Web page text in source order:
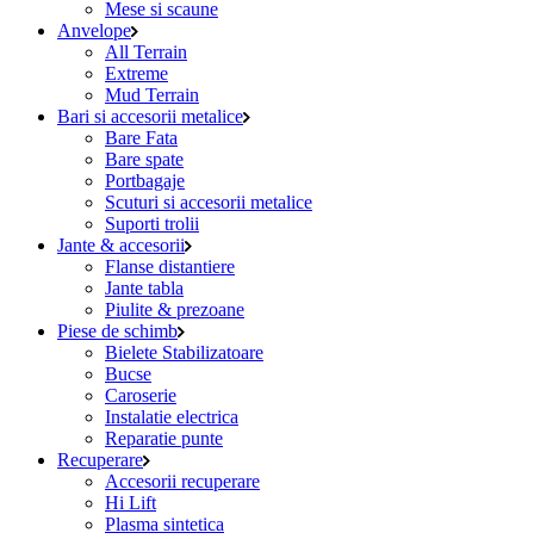
Mese si scaune
Anvelope
All Terrain
Extreme
Mud Terrain
Bari si accesorii metalice
Bare Fata
Bare spate
Portbagaje
Scuturi si accesorii metalice
Suporti trolii
Jante & accesorii
Flanse distantiere
Jante tabla
Piulite & prezoane
Piese de schimb
Bielete Stabilizatoare
Bucse
Caroserie
Instalatie electrica
Reparatie punte
Recuperare
Accesorii recuperare
Hi Lift
Plasma sintetica